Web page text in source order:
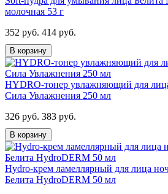
молочная 53 г
352 руб. 414 руб.
В корзину
HYDRO-тонер увлажняющий для
Сила Увлажнения 250 мл
326 руб. 383 руб.
В корзину
Hydro-крем ламеллярный для лица
Белита HydroDERM 50 мл